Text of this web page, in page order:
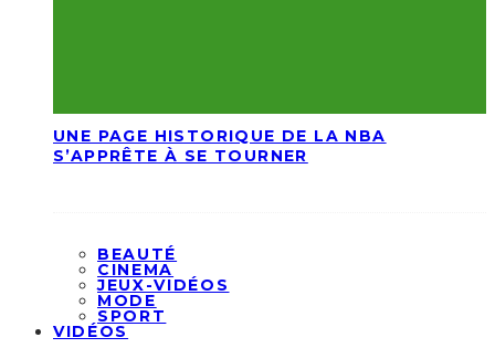
UNE PAGE HISTORIQUE DE LA NBA
S’APPRÊTE À SE TOURNER
BEAUTÉ
CINEMA
JEUX-VIDÉOS
MODE
SPORT
VIDÉOS